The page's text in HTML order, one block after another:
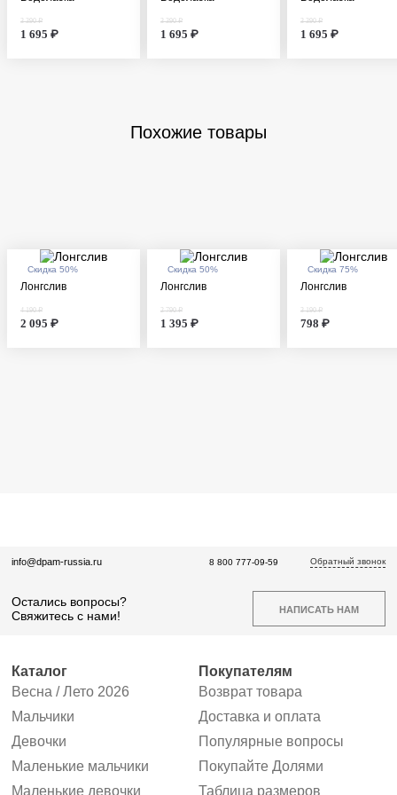
3 390 ₽
1 695 ₽
3 390 ₽
1 695 ₽
3 390 ₽
1 695 ₽
Похожие товары
Скидка 50%
Лонгслив
4 190 ₽
2 095 ₽
Скидка 50%
Лонгслив
2 790 ₽
1 395 ₽
Скидка 75%
Лонгслив
3 190 ₽
798 ₽
info@dpam-russia.ru
Остались вопросы?
Свяжитесь с нами!
НАПИСАТЬ НАМ
8 800 777-09-59 Обратный звонок
Каталог
Весна / Лето 2026
Мальчики
Девочки
Маленькие мальчики
Маленькие девочки
Покупателям
Возврат товара
Доставка и оплата
Популярные вопросы
Покупайте Долями
Таблица размеров